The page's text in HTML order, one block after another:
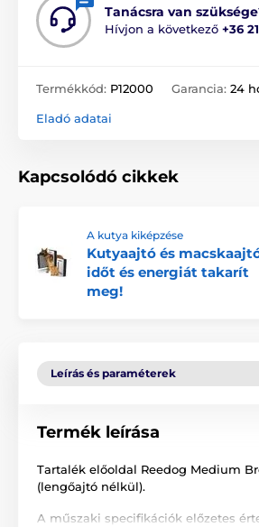
Tanácsra van
Hívjon a következő +36
Termékkód: P12000 Garancia: 24
Eladó adatai
Kapcsolódó cikkek
A kutya kiképzése
Kutyaajtó és
időt és energiát takarít
meg!
Leírás és paraméterek
Termék leírása
Tartalék előoldal Reedog Medium
(lengőajtó nélkül).
A műszaki specifikációk előzetes